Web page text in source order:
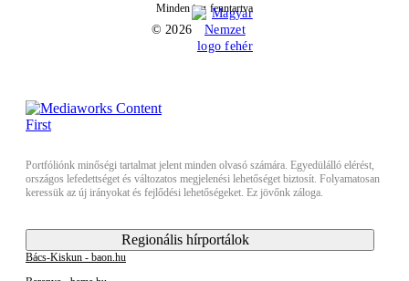
Minden jog fenntartva
© 2026
Portfóliónk minőségi tartalmat jelent minden olvasó számára. Egyedülálló elérést,
országos lefedettséget és változatos megjelenési lehetőséget biztosít. Folyamatosan
keressük az új irányokat és fejlődési lehetőségeket. Ez jövőnk záloga.
Regionális hírportálok
Bács-Kiskun - baon.hu